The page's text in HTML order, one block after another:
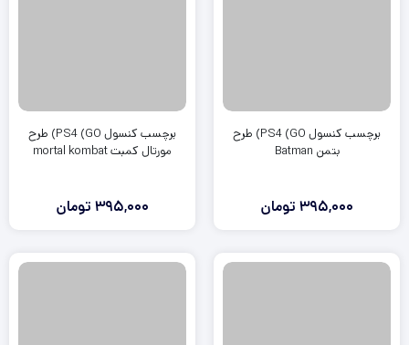
برچسب کنسول PS4 (GO) طرح
بتمن Batman
395,000 تومان
برچسب کنسول PS4 (GO) طرح
مورتال کمبت mortal kombat
395,000 تومان